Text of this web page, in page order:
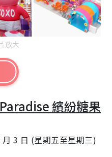
T
i
放大
繽紛糖果
3 日 (星期五至星期三)